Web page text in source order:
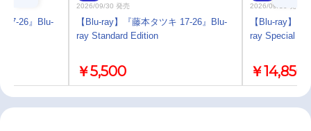
17-26』Blu-
2026/09/30 発売
【Blu-ray】『藤本タツキ 17-26』Blu-
ray Standard Edition
￥5,500
2026/09/30 発売
【Blu-ray】
ray Special
￥14,850